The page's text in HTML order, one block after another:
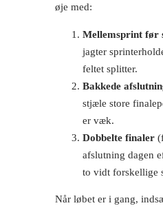
øje med:
Mellemsprint før
jagter
feltet splitter.
Bakkede
stjæle store
er væk.
Dobbelte finaler
afslutning dagen
to vidt forskellige
Når løbet er i gang,